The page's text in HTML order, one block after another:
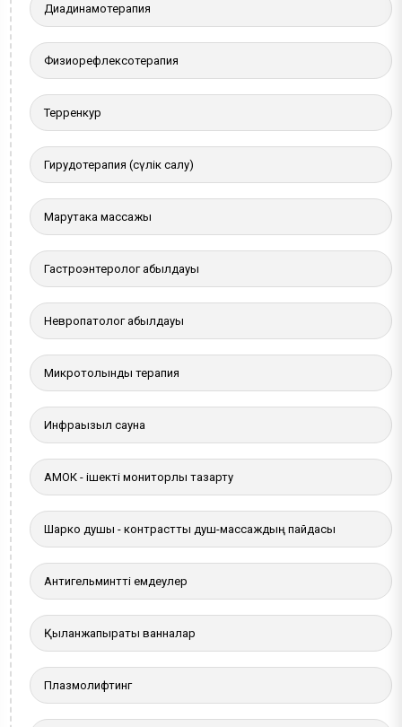
Диадинамотерапия
Физиорефлексотерапия
Терренкур
Гирудотерапия (сүлік салу)
Марутака массажы
Гастроэнтеролог қабылдауы
Невропатолог қабылдауы
Микротолқынды терапия
Инфрақызыл сауна
АМОК - ішекті мониторлы тазарту
Шарко душы - контрастты душ-массаждың пайдасы
Антигельминтті емдеулер
Қылқанжапырақты ванналар
Плазмолифтинг